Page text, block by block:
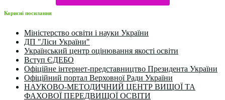
Корисні посилання
Міністерство освіти і науки України
ДП "Ліси України"
Український центр оцінювання якості освіти
Вступ ЄДЕБО
Офіційне інтернет-представництво Президента України
Офіційний портал Верховної Ради України
НАУКОВО-МЕТОДИЧНИЙ ЦЕНТР ВИЩОЇ ТА
ФАХОВОЇ ПЕРЕДВИЩОЇ ОСВІТИ